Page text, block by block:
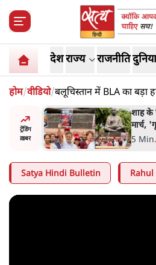
देशराज्य राजनीतिदुनिया
होम/वीडियो/बलूचिस्तान में BLA का बड़ा
ट्रेंडिंग
ख़बर
पर
शाह के
मार्च,
क्योंकि
5 Min
Satya Hindi Bulletin